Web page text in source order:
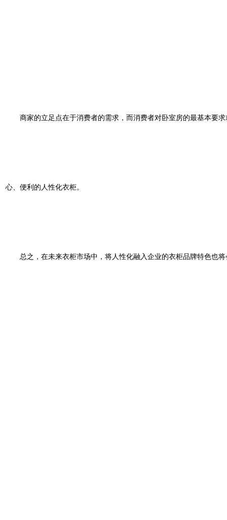
商家的立足点在于消费者的需求，而消费者对卧室房的最基本要求
心、便利的人性化衣柜。
总之，在未来衣柜市场中，将人性化融入企业的衣柜品牌特色也将